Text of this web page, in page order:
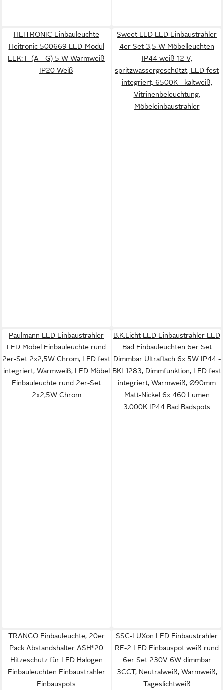
HEITRONIC Einbauleuchte
Heitronic 500669 LED-Modul
EEK: F (A - G) 5 W Warmweiß
IP20 Weiß
Sweet LED LED Einbaustrahler
4er Set 3,5 W Möbelleuchten
IP44 weiß 12 V,
spritzwassergeschützt, LED fest
integriert, 6500K - kaltweiß,
Vitrinenbeleuchtung,
Möbeleinbaustrahler
Paulmann LED Einbaustrahler
LED Möbel Einbauleuchte rund
2er-Set 2x2,5W Chrom, LED fest
integriert, Warmweiß, LED Möbel
Einbauleuchte rund 2er-Set
2x2,5W Chrom
B.K.Licht LED Einbaustrahler LED
Bad Einbauleuchten 6er Set
Dimmbar Ultraflach 6x 5W IP44 -
BKL1283, Dimmfunktion, LED fest
integriert, Warmweiß, Ø90mm
Matt-Nickel 6x 460 Lumen
3.000K IP44 Bad Badspots
TRANGO Einbauleuchte, 20er
Pack Abstandshalter ASH*20
Hitzeschutz für LED Halogen
Einbauleuchten Einbaustrahler
Einbauspots
SSC-LUXon LED Einbaustrahler
RF-2 LED Einbauspot weiß rund
6er Set 230V 6W dimmbar
3CCT, Neutralweiß, Warmweiß,
Tageslichtweiß